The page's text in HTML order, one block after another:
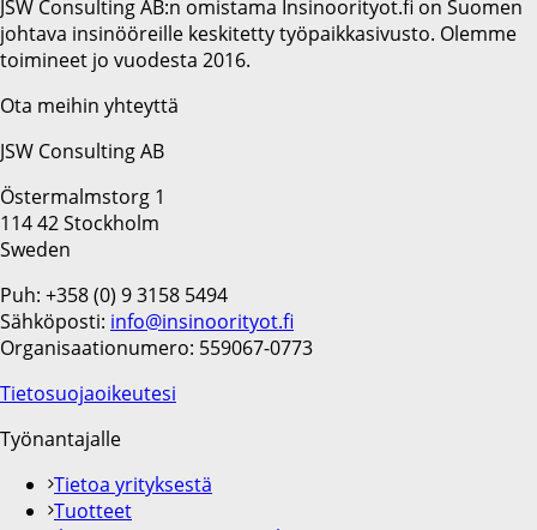
JSW Consulting AB:n omistama Insinoorityot.fi on Suomen
johtava insinööreille keskitetty työpaikkasivusto. Olemme
toimineet jo vuodesta 2016.
Ota meihin yhteyttä
JSW Consulting AB
Östermalmstorg 1
114 42 Stockholm
Sweden
Puh: +358 (0) 9 3158 5494
Sähköposti: info@insinoorityot.fi
Organisaationumero: 559067-0773
Tietosuojaoikeutesi
Työnantajalle
Tietoa yrityksestä
Tuotteet